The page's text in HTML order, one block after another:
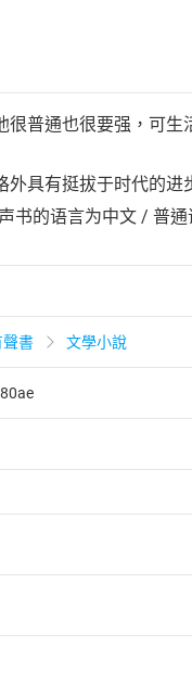
很普通也很要强，可
外具有挺拔于时代的进
书的语言为中文 / 普
聲書 文學小說
權合理例外情事適用